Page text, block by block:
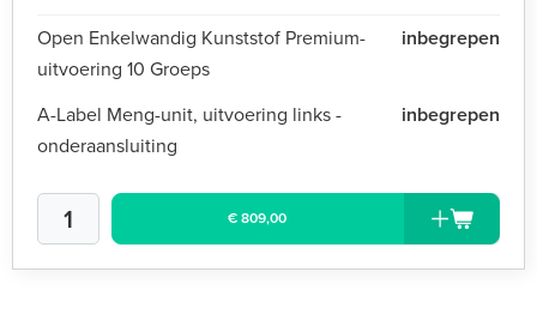
Open Enkelwandig Kunststof Premium-
uitvoering 10 Groeps
inbegrepen
A-Label Meng-unit, uitvoering links -
onderaansluiting
inbegrepen
€ 809,00